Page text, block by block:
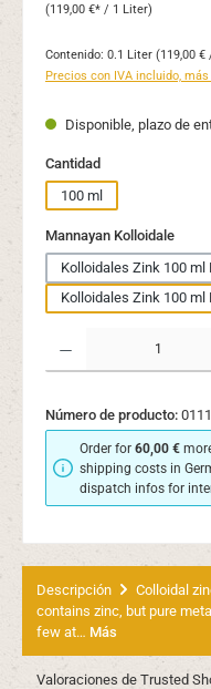
(119,00 €* / 1 Liter)
Contenido: 0.1 Liter (119,00 €
Precios con IVA incluido,
Disponible, plazo de
Seleccione
Cantidad
100 ml
Seleccione
Mannayan Kolloidale
Kolloidales Zink 100 ml
Kolloidales Zink 100
Cantidad del producto:
Número de producto:
Order for60,00 €
shipping costs in
dispatch infos for
Descripción
Colloidal
contains zinc, but pure
few at… Más
Valoraciones de Trusted